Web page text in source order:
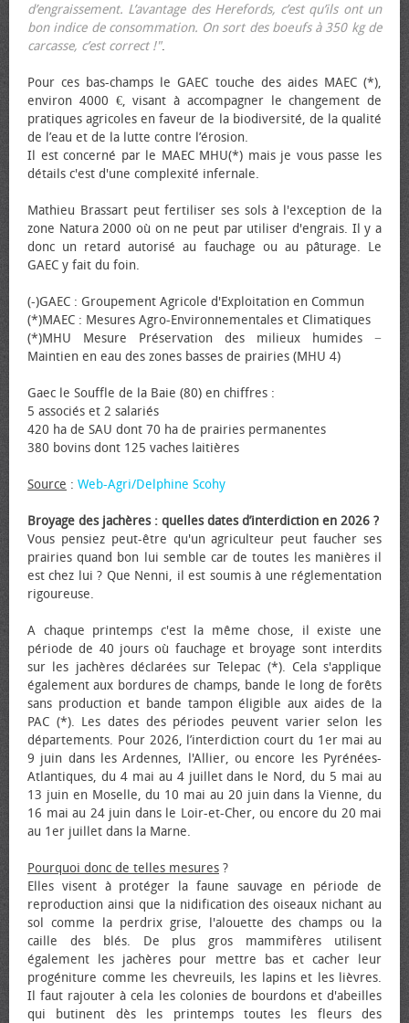
d’engraissement. L’avantage des Herefords, c’est qu’ils ont un
bon indice de consommation. On sort des bœufs à 350 kg de
carcasse, c’est correct !".
Pour ces bas-champs le GAEC touche des aides MAEC (*),
environ 4000 €, visant à accompagner le changement de
pratiques agricoles en faveur de la biodiversité, de la qualité
de l’eau et de la lutte contre l’érosion.
Il est concerné par le MAEC MHU(*) mais je vous passe les
détails c'est d'une complexité infernale.
Mathieu Brassart peut fertiliser ses sols à l'exception de la
zone Natura 2000 où on ne peut par utiliser d'engrais. Il y a
donc un retard autorisé au fauchage ou au pâturage. Le
GAEC y fait du foin.
(-)GAEC : Groupement Agricole d'Exploitation en Commun
(*)MAEC : Mesures Agro-Environnementales et Climatiques
(*)MHU Mesure Préservation des milieux humides −
Maintien en eau des zones basses de prairies (MHU 4)
Gaec le Souffle de la Baie (80) en chiffres :
5 associés et 2 salariés
420 ha de SAU dont 70 ha de prairies permanentes
380 bovins dont 125 vaches laitières
Source : Web-Agri/Delphine Scohy
Broyage des jachères : quelles dates d’interdiction en 2026 ?
Vous pensiez peut-être qu'un agriculteur peut faucher ses
prairies quand bon lui semble car de toutes les manières il
est chez lui ? Que Nenni, il est soumis à une réglementation
rigoureuse.
A chaque printemps c'est la même chose, il existe une
période de 40 jours où fauchage et broyage sont interdits
sur les jachères déclarées sur Telepac (*). Cela s'applique
également aux bordures de champs, bande le long de forêts
sans production et bande tampon éligible aux aides de la
PAC (*). Les dates des périodes peuvent varier selon les
départements. Pour 2026, l’interdiction court du 1er mai au
9 juin dans les Ardennes, l'Allier, ou encore les Pyrénées-
Atlantiques, du 4 mai au 4 juillet dans le Nord, du 5 mai au
13 juin en Moselle, du 10 mai au 20 juin dans la Vienne, du
16 mai au 24 juin dans le Loir-et-Cher, ou encore du 20 mai
au 1er juillet dans la Marne.
Pourquoi donc de telles mesures ?
Elles visent à protéger la faune sauvage en période de
reproduction ainsi que la nidification des oiseaux nichant au
sol comme la perdrix grise, l'alouette des champs ou la
caille des blés. De plus gros mammifères utilisent
également les jachères pour mettre bas et cacher leur
progéniture comme les chevreuils, les lapins et les lièvres.
Il faut rajouter à cela les colonies de bourdons et d'abeilles
qui butinent dès les printemps toutes les fleurs des